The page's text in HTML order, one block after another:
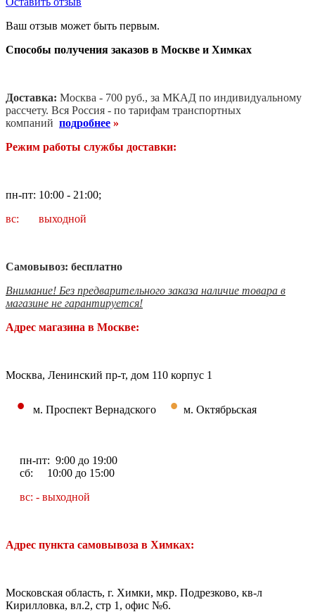
Ваш отзыв может быть первым.
Способы получения заказов в Москве и Химках
Доставка: Москва - 700 руб., за МКАД по индивидуальному
рассчету. Вся Россия - по тарифам транспортных
компаний подробнее »
Режим работы службы доставки:
пн-пт: 10:00 - 21:00;
вс: выходной
Самовывоз: бесплатно
Внимание! Без предварительного заказа наличие товара в
магазине не гарантируется!
Адрес магазина в Москве:
Москва, Ленинский пр-т, дом 110 корпус 1
• м. Проспект Вернадского • м. Октябрьская
пн-пт: 9:00 до 19:00
сб: 10:00 до 15:00
вс: - выходной
Адрес пункта самовывоза в Химках:
Московская область, г. Химки, мкр. Подрезково, кв-л
Кирилловка, вл.2, стр 1, офис №6.